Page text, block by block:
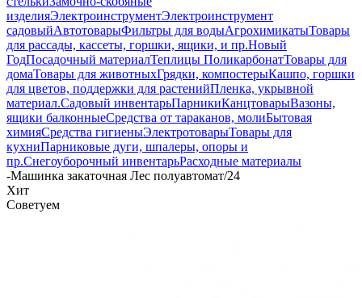
изделияЭлектроинструментЭлектроинструмент
садовыйАвтотоварыФильтры для водыАгрохимикатыТовары
для рассады, кассеты, горшки, ящики, и пр.Новый
ГодПосадочный материалТеплицы ПоликарбонатТовары для
домаТовары для животныхГрядки, компостерыКашпо, горшки
для цветов, поддержки для растенийПленка, укрывной
материал.Садовый инвентарьПарникиКанцтоварыВазоны,
ящики балконныеСредства от тараканов, молиБытовая
химияСредства гигиеныЭлектротоварыТовары для
кухниПарниковые дуги, шпалеры, опоры и
пр.Снегоуборочный инвентарьРасходные материалы
-Машинка закаточная Лес полуавтомат/24
Хит
Советуем